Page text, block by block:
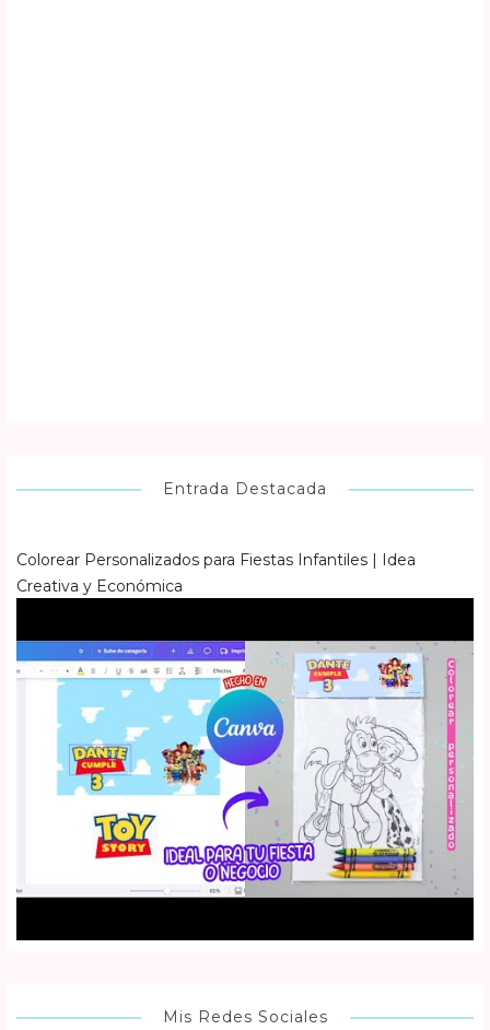
Entrada Destacada
Colorear Personalizados para Fiestas Infantiles | Idea
Creativa y Económica
Mis Redes Sociales